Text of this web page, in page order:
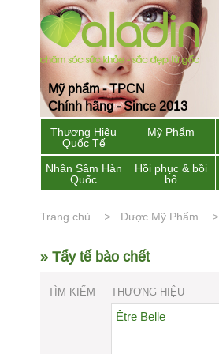
Mỹ phẩm - TPCN
Chính hãng - Since 2013
Thương Hiệu
Quốc Tế
Mỹ Phẩm
Nhân Sâm Hàn
Quốc
Hồi phục & bồi
bổ
Trang chủ Dược Mỹ Phẩm
» Tẩy tế bào chết
TÌM KIẾM THƯƠNG HIỆU
Être Belle